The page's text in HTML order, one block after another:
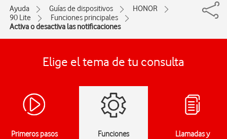
Ayuda Guías de dispositivos
HONOR
90 Lite
Funciones principales
Activa o desactiva las notificaciones
Elige el tema de tu consulta
Primeros pasos
Funciones
Llamadas y